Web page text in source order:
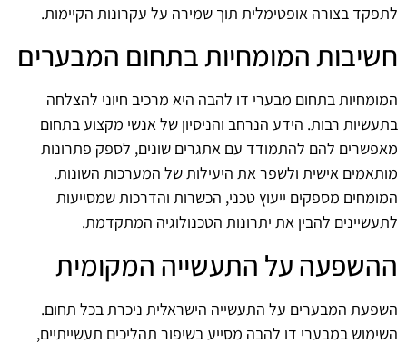
לתפקד בצורה אופטימלית תוך שמירה על עקרונות הקיימות.
חשיבות המומחיות בתחום המבערים
המומחיות בתחום מבערי דו להבה היא מרכיב חיוני להצלחה
בתעשיות רבות. הידע הנרחב והניסיון של אנשי מקצוע בתחום
מאפשרים להם להתמודד עם אתגרים שונים, לספק פתרונות
מותאמים אישית ולשפר את היעילות של המערכות השונות.
המומחים מספקים ייעוץ טכני, הכשרות והדרכות שמסייעות
לתעשיינים להבין את יתרונות הטכנולוגיה המתקדמת.
ההשפעה על התעשייה המקומית
השפעת המבערים על התעשייה הישראלית ניכרת בכל תחום.
השימוש במבערי דו להבה מסייע בשיפור תהליכים תעשייתיים,